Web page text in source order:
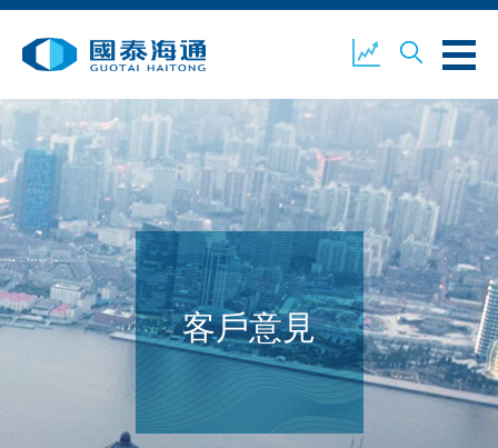
業務概覽 公司新聞
環境、社會及企業管治 國泰海通證券 聯絡我們
客戶意見